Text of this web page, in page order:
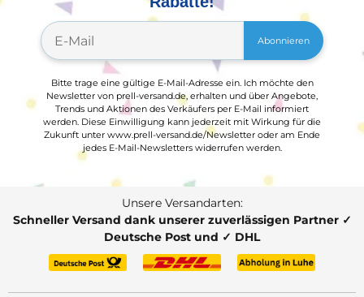
Abonnieren
Bitte trage eine gültige E-Mail-Adresse ein. Ich möchte den
Newsletter von prell-versand.de, erhalten und über Angebote,
Trends und Aktionen des Verkäufers per E-Mail informiert
werden. Diese Einwilligung kann jederzeit mit Wirkung für die
Zukunft unter www.prell-versand.de/Newsletter oder am Ende
jedes E-Mail-Newsletters widerrufen werden.
Unsere Versandarten:
Schneller Versand dank unserer zuverlässigen Partner ✓
Deutsche Post und ✓ DHL